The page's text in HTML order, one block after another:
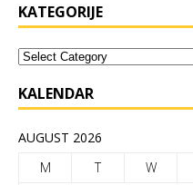
KATEGORIJE
KALENDAR
AUGUST 2026
M
T W